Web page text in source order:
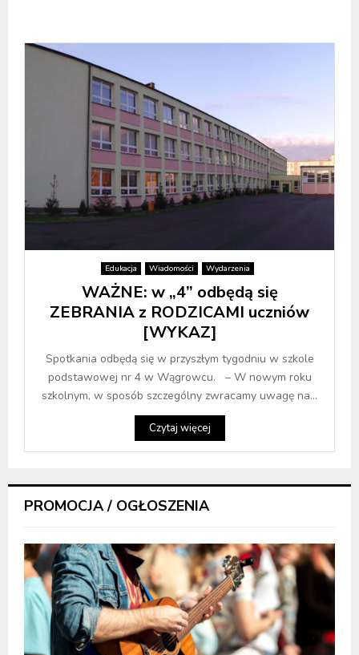
Edukacja Wiadomości Wydarzenia
WAŻNE: w „4” odbędą się
ZEBRANIA z RODZICAMI uczniów
[WYKAZ]
Spotkania odbędą się w przyszłym tygodniu w szkole
podstawowej nr 4 w Wągrowcu. – W nowym roku
szkolnym, w sposób szczególny zwracamy uwagę na...
Czytaj więcej
PROMOCJA / OGŁOSZENIA